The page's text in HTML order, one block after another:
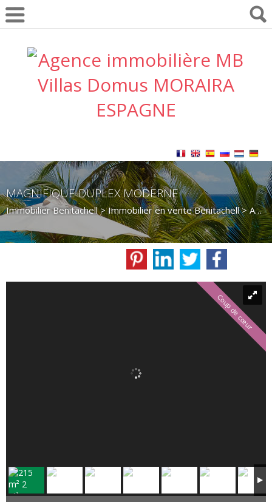
MAGNIFIQUE DUPLEX MODERNE
Immobilier Benitachell >Immobilier en vente Benitachell >Appartement en vente Benitachell
Coup de cœur